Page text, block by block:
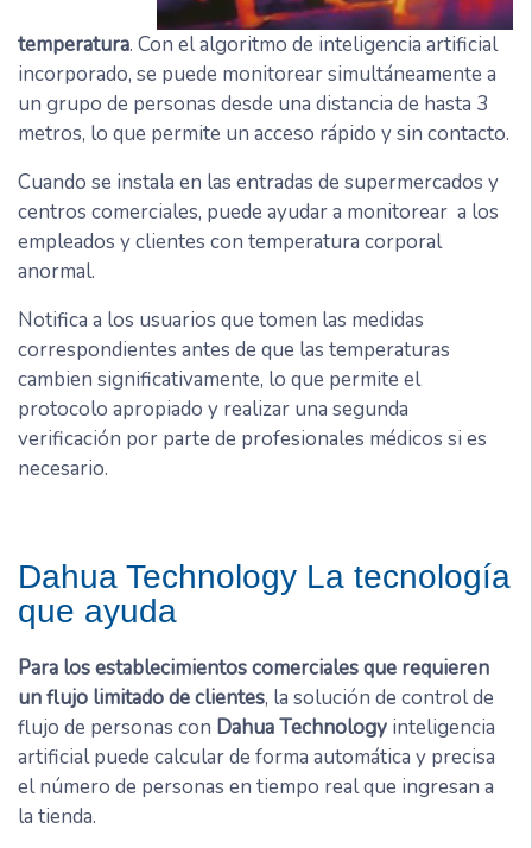
temperatura. Con el algoritmo de inteligencia artificial
incorporado, se puede monitorear simultáneamente a
un grupo de personas desde una distancia de hasta 3
metros, lo que permite un acceso rápido y sin contacto.
Cuando se instala en las entradas de supermercados y
centros comerciales, puede ayudar a monitorear a los
empleados y clientes con temperatura corporal
anormal.
Notifica a los usuarios que tomen las medidas
correspondientes antes de que las temperaturas
cambien significativamente, lo que permite el
protocolo apropiado y realizar una segunda
verificación por parte de profesionales médicos si es
necesario.
Dahua Technology La tecnología
que ayuda
Para los establecimientos comerciales que requieren
un flujo limitado de clientes, la solución de control de
flujo de personas con Dahua Technology inteligencia
artificial puede calcular de forma automática y precisa
el número de personas en tiempo real que ingresan a
la tienda.